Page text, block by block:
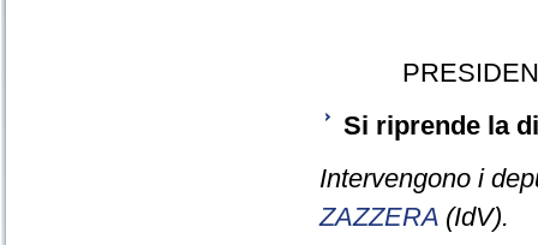
Si riprende la
Intervengono i
ZAZZERA (IdV).